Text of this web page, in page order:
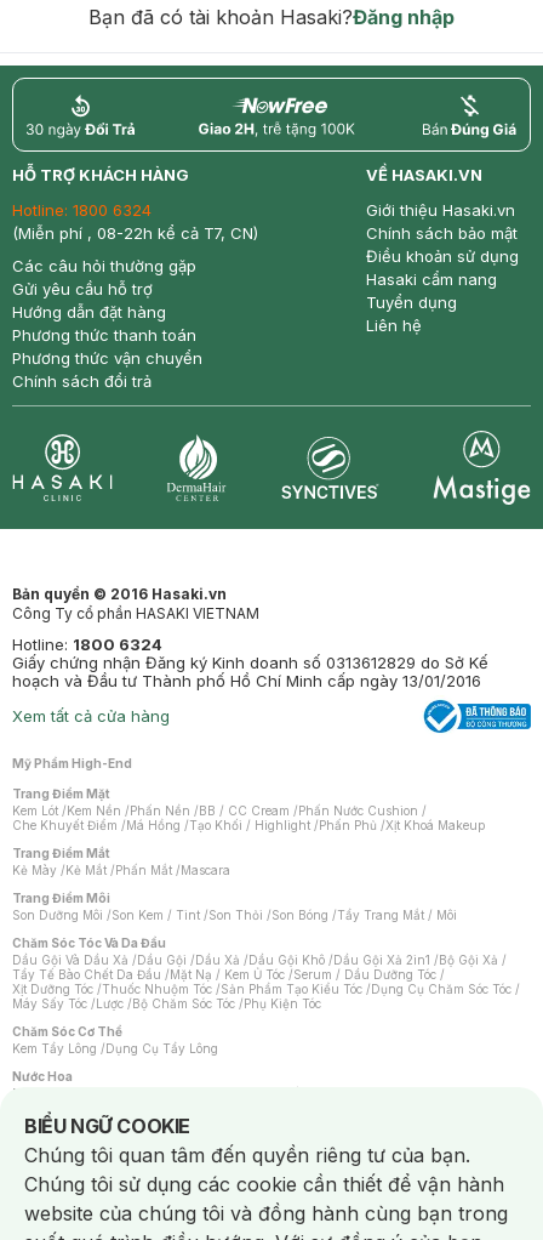
Bạn đã có tài khoản Hasaki?Đăng nhập
return nowfree price
HỖ TRỢ KHÁCH HÀNG
Hotline: 1800 6324
(Miễn phí , 08-22h kể cả T7, CN)
Các câu hỏi thường gặp
Gửi yêu cầu hỗ trợ
Hướng dẫn đặt hàng
Phương thức thanh toán
Phương thức vận chuyển
Chính sách đổi trả
VỀ HASAKI.VN
Giới thiệu Hasaki.vn
Chính sách bảo mật
Điều khoản sử dụng
Hasaki cẩm nang
Tuyển dụng
Liên hệ
Bản quyền © 2016 Hasaki.vn
Công Ty cổ phần HASAKI VIETNAM
Hotline: 1800 6324
Giấy chứng nhận Đăng ký Kinh doanh số 0313612829 do Sở Kế
hoạch và Đầu tư Thành phố Hồ Chí Minh cấp ngày 13/01/2016
Xem tất cả cửa hàng
Mỹ Phẩm High-End
Trang Điểm Mặt
Kem Lót /Kem Nền /Phấn Nền /BB / CC Cream /Phấn Nước Cushion /
Che Khuyết Điểm /Má Hồng /Tạo Khối / Highlight /Phấn Phủ /Xịt Khoá Makeup
Trang Điểm Mắt
Kẻ Mày /Kẻ Mắt /Phấn Mắt /Mascara
Trang Điểm Môi
Son Dưỡng Môi /Son Kem / Tint /Son Thỏi /Son Bóng /Tẩy Trang Mắt / Môi
Chăm Sóc Tóc Và Da Đầu
Dầu Gội Và Dầu Xả /Dầu Gội /Dầu Xả /Dầu Gội Khô /Dầu Gội Xả 2in1 /Bộ Gội Xả /
Tẩy Tế Bào Chết Da Đầu /Mặt Nạ / Kem Ủ Tóc /Serum / Dầu Dưỡng Tóc /
Xịt Dưỡng Tóc /Thuốc Nhuộm Tóc /Sản Phẩm Tạo Kiểu Tóc /Dụng Cụ Chăm Sóc Tóc /
Máy Sấy Tóc /Lược /Bộ Chăm Sóc Tóc /Phụ Kiện Tóc
Chăm Sóc Cơ Thể
Kem Tẩy Lông /Dụng Cụ Tẩy Lông
Nước Hoa
Nước Hoa Nữ
Chăm Sóc Cá Nhân
Chống Muỗi /Khẩu Trang /Máy Massage/Mặt Nạ Xông Hơi /Nước Rửa Tay/
Sản Phẩm Chăm Sóc Khác /Bàn Chải Đánh Răng /Bàn Chải Điện/
Hỗ Trợ Trắng Răng/Kem Đánh Răng /Máy Tăm Nước/ Nước Súc Miệng/
Tăm / Chỉ Nha Khoa/ Xịt Thơm Miệng / Dung Dịch Vệ Sinh/Dưỡng Vùng Kín/
Khăn Ướt Vệ Sinh Vùng Kín/Băng Vệ Sinh/Tampon/Bọt Cạo Râu /Dao Cạo Râu/
Máy Cạo Râu
BIỂU NGỮ COOKIE
Notice about cookies usage
Chúng tôi quan tâm đến quyền riêng tư của bạn.
Chúng tôi sử dụng các cookie cần thiết để vận hành
website của chúng tôi và đồng hành cùng bạn trong